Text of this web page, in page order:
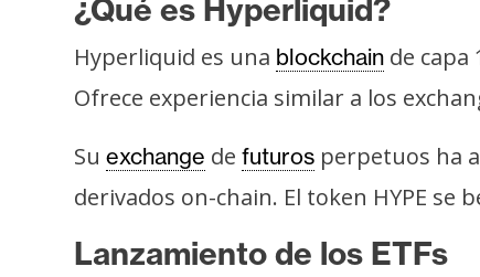
s
R
e
c
u
s
¿Qué es Hyperliquid?
Hyperliquid es una blockchain de
Ofrece experiencia similar a los
Su exchange de futuros perpetuos ha
derivados on-chain. El token HYPE
Lanzamiento de los ETFs